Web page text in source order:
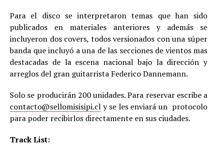
Para el disco se interpretaron temas que han sido
publicados en materiales anteriores y además se
incluyeron dos covers, todos versionados con una súper
banda que incluyó a una de las secciones de vientos mas
destacadas de la escena nacional bajo la dirección y
arreglos del gran guitarrista Federico Dannemann.
Solo se producirán 200 unidades. Para reservar escribe a
contacto@sellomisisipi.cl y se les enviará un protocolo
para poder recibirlos directamente en sus ciudades.
Track List: